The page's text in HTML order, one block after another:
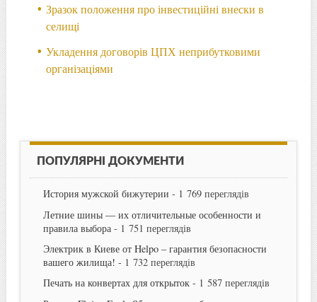
Зразок положення про інвестиційні внески в
селищі
Укладення договорів ЦПХ неприбутковими
організаціями
ПОПУЛЯРНІ ДОКУМЕНТИ
История мужской бижутерии - 1 769 переглядів
Летние шины — их отличительные особенности и
правила выбора- 1 751 переглядів
Электрик в Киеве от Helpo – гарантия безопасности
вашего жилища! - 1 732 переглядів
Печать на конвертах для открыток- 1 587 переглядів